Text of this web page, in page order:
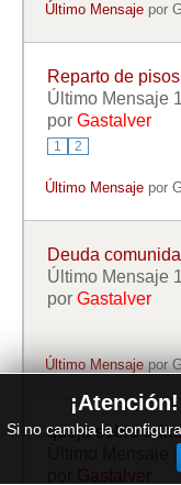
Si no cambia la
Último Mensaje por
Reparto de
Último Mensaje
por Gastalver
1 2
Último Mensaje por
Deuda
Último Mensaje
por Gastalver
Último Mensajepor
queja sobre
Último Mensaje
Gastalver